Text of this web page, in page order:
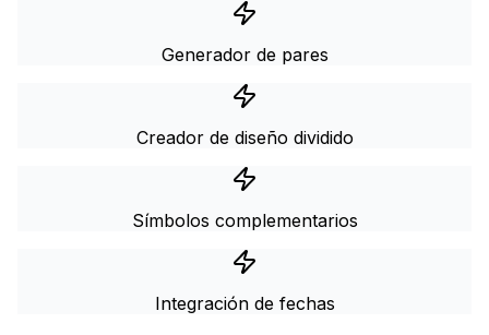
Generador de pares
Creador de diseño dividido
Símbolos complementarios
Integración de fechas